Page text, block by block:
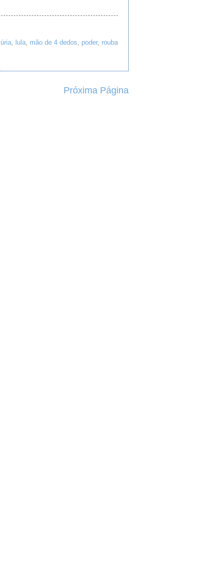
, lula, mão de 4 dedos, poder, rouba
Próxima Página